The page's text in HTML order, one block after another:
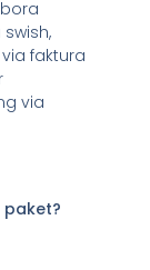
faktura
via